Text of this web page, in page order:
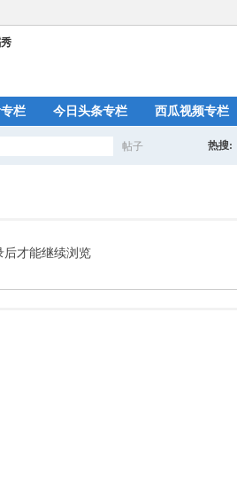
栏 今日头条专栏 西瓜视频专栏
帖子 热搜:
后才能继续浏览